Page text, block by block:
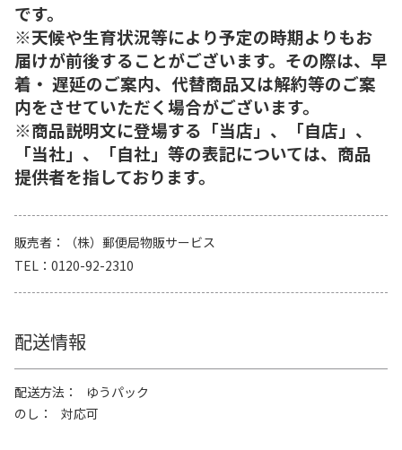
です。
※天候や生育状況等により予定の時期よりもお
届けが前後することがございます。その際は、早
着・ 遅延のご案内、代替商品又は解約等のご案
内をさせていただく場合がございます。
※商品説明文に登場する「当店」、「自店」、
「当社」、「自社」等の表記については、商品
提供者を指しております。
販売者
（株）郵便局物販サービス
TEL
0120-92-2310
配送情報
配送方法
ゆうパック
のし
対応可